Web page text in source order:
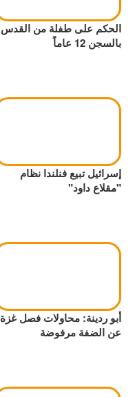
الحكم على طفلة من القدس
بالسجن 12 عاماً
إسرائيل تبيع فنلندا نظام
"مقلاع داود"
أبو ردينة: محاولات فصل غزة
عن الضفة مرفوضة